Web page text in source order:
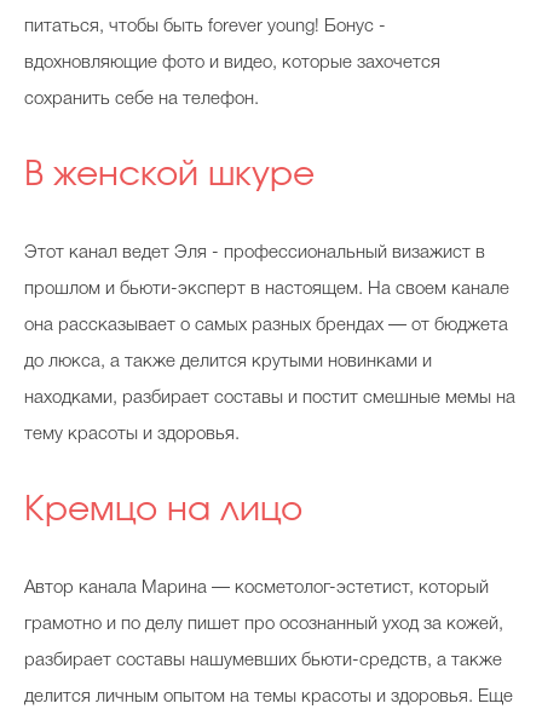
питаться, чтобы быть forever young! Бонус -
вдохновляющие фото и видео, которые захочется
сохранить себе на телефон.
В женской шкуре
Этот канал ведет Эля - профессиональный визажист в
прошлом и бьюти-эксперт в настоящем. На своем канале
она рассказывает о самых разных брендах — от бюджета
до люкса, а также делится крутыми новинками и
находками, разбирает составы и постит смешные мемы на
тему красоты и здоровья.
Кремцо на лицо
Автор канала Марина — косметолог-эстетист, который
грамотно и по делу пишет про осознанный уход за кожей,
разбирает составы нашумевших бьюти-средств, а также
делится личным опытом на темы красоты и здоровья. Еще